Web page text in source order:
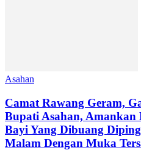
Asahan
Camat Rawang Geram,
Bupati Asahan, Amankan
Bayi Yang Dibuang
Malam Dengan Muka